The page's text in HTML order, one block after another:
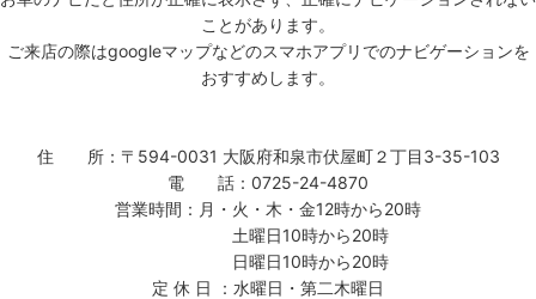
ことがあります。
ご来店の際はgoogleマップなどのスマホアプリでのナビゲーションを
おすすめします。
住 所：〒594-0031 大阪府和泉市伏屋町２丁目3-35-103
電 話：0725-24-4870
営業時間：月・火・木・金12時から20時
土曜日10時から20時
日曜日10時から20時
定 休 日 ：水曜日・第二木曜日